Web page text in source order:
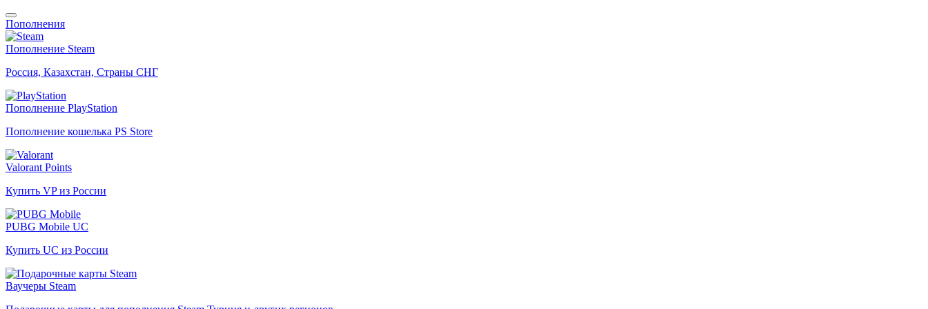
Пополнения
Пополнение Steam
Россия, Казахстан, Страны СНГ
Пополнение PlayStation
Пополнение кошелька PS Store
Valorant Points
Купить VP из России
PUBG Mobile UC
Купить UC из России
Ваучеры Steam